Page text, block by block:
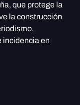
que protege la
la construcción
incidencia en